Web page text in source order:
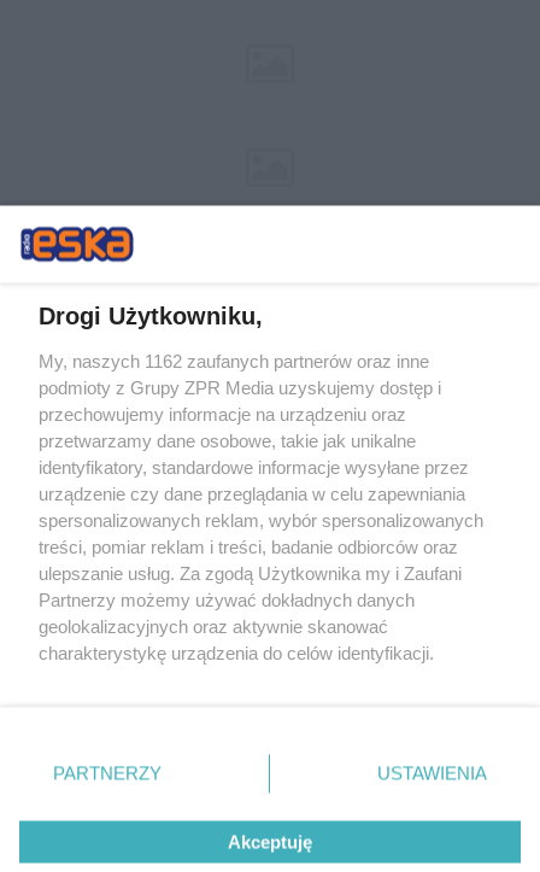
Żaden utwór zamieszczony w serwisie nie może być powielany i
rozpowszechniany lub dalej rozpowszechniany w jakikolwiek sposób (w
tym także elektroniczny lub mechaniczny) na jakimkolwiek polu
eksploatacji w jakiejkolwiek formie, włącznie z umieszczaniem w
Internecie bez pisemnej zgody właściciela praw. Jakiekolwiek użycie lub
wykorzystanie utworów w całości lub w części z naruszeniem prawa,
tzn. bez właściwej zgody, jest zabronione pod groźbą kary i może być
ścigane prawnie.
© 2026 Grupa ZPR Media
Drogi Użytkowniku,
My, naszych 1162 zaufanych partnerów oraz inne
podmioty z Grupy ZPR Media uzyskujemy dostęp i
przechowujemy informacje na urządzeniu oraz
przetwarzamy dane osobowe, takie jak unikalne
identyfikatory, standardowe informacje wysyłane przez
urządzenie czy dane przeglądania w celu zapewniania
spersonalizowanych reklam, wybór spersonalizowanych
treści, pomiar reklam i treści, badanie odbiorców oraz
ulepszanie usług. Za zgodą Użytkownika my i Zaufani
Partnerzy możemy używać dokładnych danych
geolokalizacyjnych oraz aktywnie skanować
charakterystykę urządzenia do celów identyfikacji.
zmienić/wycofać klikając przycisk ustawień prywatności
znajdujący się w lewym dolnym rogu strony
rodzaje przetwarzania danych nie wymagają zgody
użytkownika, ale masz prawo sprzeciwić się takiemu
PARTNERZY USTAWIENIA
Akceptuję